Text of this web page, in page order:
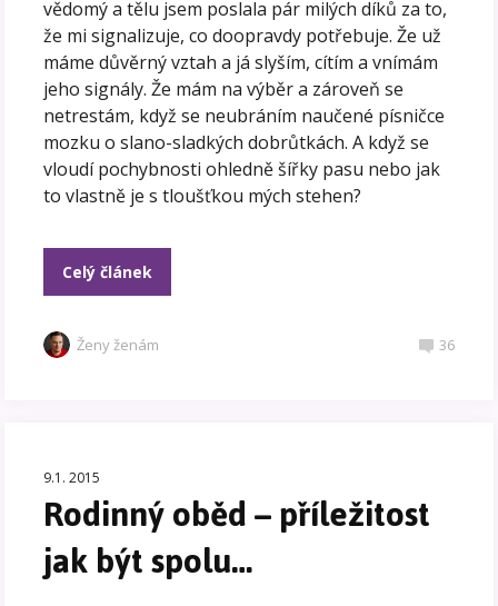
vědomý a tělu jsem poslala pár milých díků za to,
že mi signalizuje, co doopravdy potřebuje. Že už
máme důvěrný vztah a já slyším, cítím a vnímám
jeho signály. Že mám na výběr a zároveň se
netrestám, když se neubráním naučené písničce
mozku o slano-sladkých dobrůtkách. A když se
vloudí pochybnosti ohledně šířky pasu nebo jak
to vlastně je s tloušťkou mých stehen?
Celý článek
Ženy ženám 36
9.1. 2015
Rodinný oběd – příležitost
jak být spolu…